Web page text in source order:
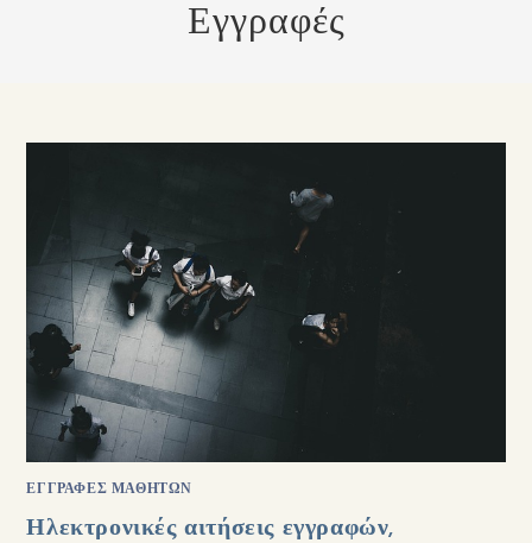
Εγγραφές
ΕΓΓΡΑΦΈΣ ΜΑΘΗΤΏΝ
Ηλεκτρονικές αιτήσεις εγγραφών,